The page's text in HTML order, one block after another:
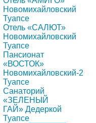
Новомихайловский
Туапсе
Отель «САЛЮТ»
Новомихайловский
Туапсе
Пансионат
«ВОСТОК»
Новомихайловский-2
Туапсе
Санаторий
«ЗЕЛЕНЫЙ
ГАЙ» Дедеркой
Туапсе